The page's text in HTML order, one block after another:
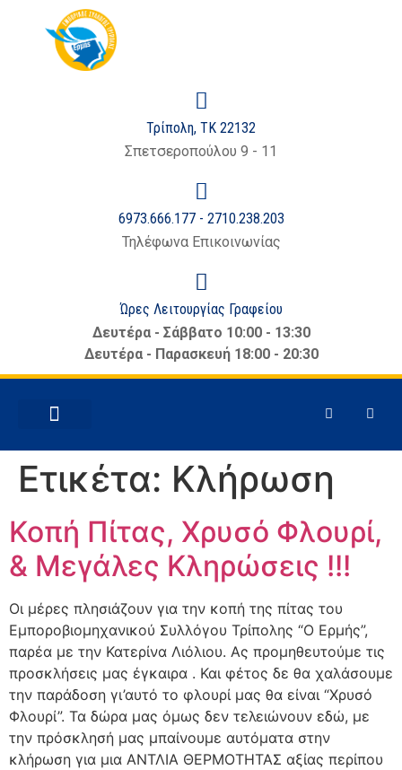
περιεχόμενο
Τρίπολη, ΤΚ 22132
Σπετσεροπούλου 9 - 11
6973.666.177 - 2710.238.203
Τηλέφωνα Επικοινωνίας
Ώρες Λειτουργίας Γραφείου
Δευτέρα - Σάββατο 10:00 - 13:30
Δευτέρα - Παρασκευή 18:00 - 20:30
Ετικέτα: Κλήρωση
Κοπή Πίτας, Χρυσό Φλουρί,
& Μεγάλες Κληρώσεις !!!
Οι μέρες πλησιάζουν για την κοπή της πίτας του
Εμποροβιομηχανικού Συλλόγου Τρίπολης “Ο Ερμής”,
παρέα με την Κατερίνα Λιόλιου. Ας προμηθευτούμε τις
προσκλήσεις μας έγκαιρα . Και φέτος δε θα χαλάσουμε
την παράδοση γι’αυτό το φλουρί μας θα είναι “Χρυσό
Φλουρί”. Τα δώρα μας όμως δεν τελειώνουν εδώ, με
την πρόσκλησή μας μπαίνουμε αυτόματα στην
κλήρωση για μια ΑΝΤΛΙΑ ΘΕΡΜΟΤΗΤΑΣ αξίας περίπου